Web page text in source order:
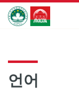
Skip to Main Content
마카오정부관광청
언어